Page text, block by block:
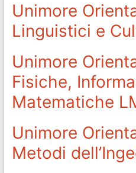
Unimore
Linguistici e
Unimore
Fisiche,
Matematiche
Unimore
Metodi